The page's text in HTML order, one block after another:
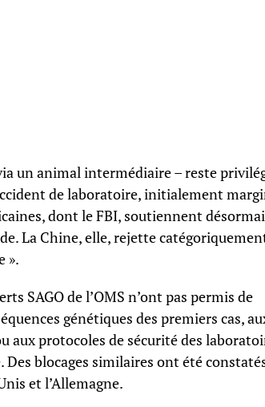
un animal intermédiaire – reste
de laboratoire, initialement
dont le FBI, soutiennent
La Chine, elle, rejette
».
SAGO de l’OMS n’ont pas permis de
génétiques des premiers cas,
aux protocoles de sécurité des
blocages similaires ont été
et l’Allemagne.